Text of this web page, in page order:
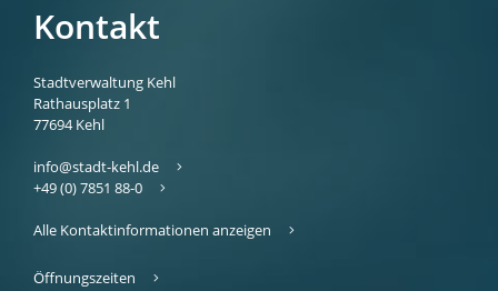
Kontakt
Stadtverwaltung Kehl
Rathausplatz 1
77694 Kehl
info@stadt-kehl.de
+49 (0) 7851 88-0
Alle Kontaktinformationen anzeigen
Öffnungszeiten